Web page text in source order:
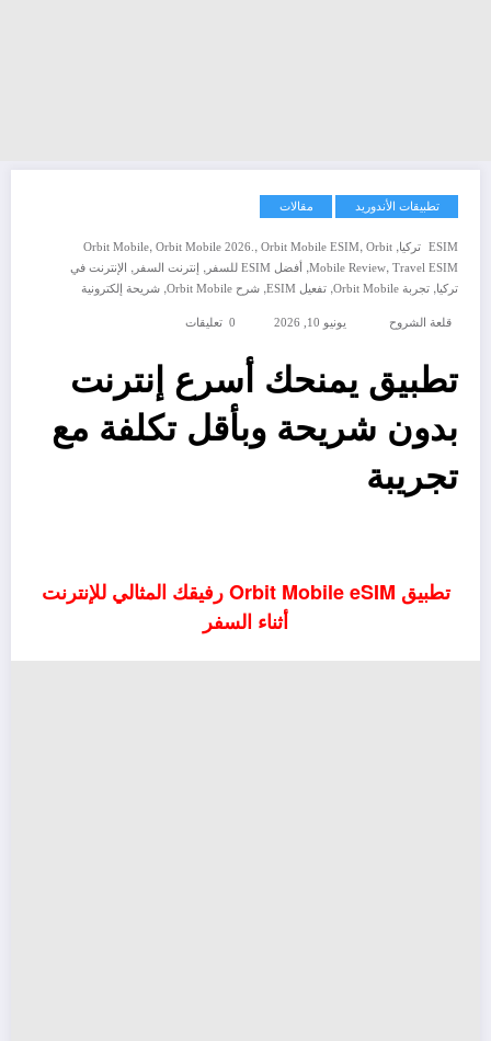
تطبيقات الأندوريد مقالات
ESIM تركيا ,
Orbit Mobile,Orbit Mobile 2026. ,Orbit Mobile ESIM,Orbit
Mobile Review, Travel ESIM
, أفضل ESIM للسفر , إنترنت السفر ,
الإنترنت في
تركيا , تجربة Orbit Mobile , تفعيل ESIM , شرح Orbit Mobile , شريحة إلكترونية
قلعة الشروح يونيو 10, 2026 0 تعليقات
تطبيق يمنحك أسرع إنترنت
بدون شريحة وبأقل تكلفة مع
تجريبة
تطبيق Orbit Mobile eSIM رفيقك المثالي للإنترنت
أثناء السفر